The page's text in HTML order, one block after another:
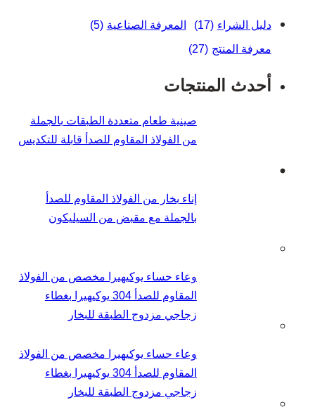
دليل الشراء (17) المعرفة الصناعية (5)
معرفة المنتج (27)
أحدث المنتجات
صينية طعام متعددة الطبقات بالجملة
من الفولاذ المقاوم للصدأ قابلة للتكديس
إناء بخار من الفولاذ المقاوم للصدأ
بالجملة مع مقبض من السيليكون
وعاء حساء يوكيهيرا مخصص من الفولاذ
المقاوم للصدأ 304 يوكيهيرا بغطاء
زجاجي مزدوج الطبقة للبخار
وعاء حساء يوكيهيرا مخصص من الفولاذ
المقاوم للصدأ 304 يوكيهيرا بغطاء
زجاجي مزدوج الطبقة للبخار